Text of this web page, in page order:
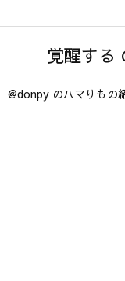
覚醒する
@donpy のハマりもの